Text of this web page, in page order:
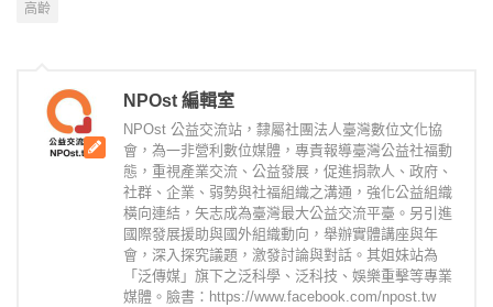
高齡
NPOst 編輯室
NPOst 公益交流站，隸屬社團法人臺灣數位文化協
會，為一非營利數位媒體，專責報導臺灣公益社福動
態，重視產業交流、公益發展，促進捐款人、政府、
社群、企業、弱勢與社福組織之溝通，強化公益組織
橫向連結，矢志成為臺灣最大公益交流平臺。另引進
國際發展援助與國外組織動向，舉辦實體講座與年
會，深入探究議題，激發討論與對話。其姐妹站為
「泛傳媒」旗下之泛科學、泛科技、娛樂重擊等專業
媒體。臉書：https://www.facebook.com/npost.tw